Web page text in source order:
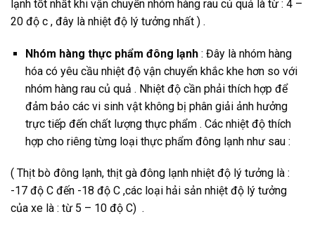
lạnh tốt nhất khi vận chuyển nhóm hàng rau củ quả là từ : 4 –
20 độ c , đây là nhiệt độ lý tưởng nhất ) .
Nhóm hàng thực phẩm đông lạnh: Đây là nhóm hàng
hóa có yêu cầu nhiệt độ vận chuyển khắc khe hơn so với
nhóm hàng rau củ quả . Nhiệt độ cần phải thích hợp để
đảm bảo các vi sinh vật không bị phân giải ảnh hưởng
trực tiếp đến chất lượng thực phẩm . Các nhiệt độ thích
hợp cho riêng từng loại thực phẩm đông lạnh như sau :
( Thịt bò đông lạnh, thịt gà đông lạnh nhiệt độ lý tưởng là :
-17 độ C đến -18 độ C ,các loại hải sản nhiệt độ lý tưởng
của xe là : từ 5 – 10 độ C) .